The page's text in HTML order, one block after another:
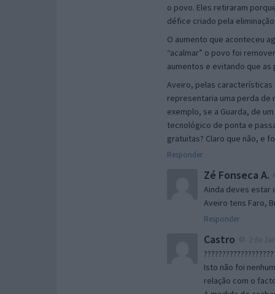
o povo. Eles retiraram
défice criado pela
O aumento que aconteceu
“acalmar” o povo foi
aumentos e evitando que
Aveiro, pelas características
representaria uma perda de
exemplo, se a Guarda, de
tecnológico de ponta e
gratuitas? Claro que não, e
Responder
Zé Fonseca A.
Ainda deves estar
Aveiro tens Faro,
Responder
Castro
Isto não foi
relação com o